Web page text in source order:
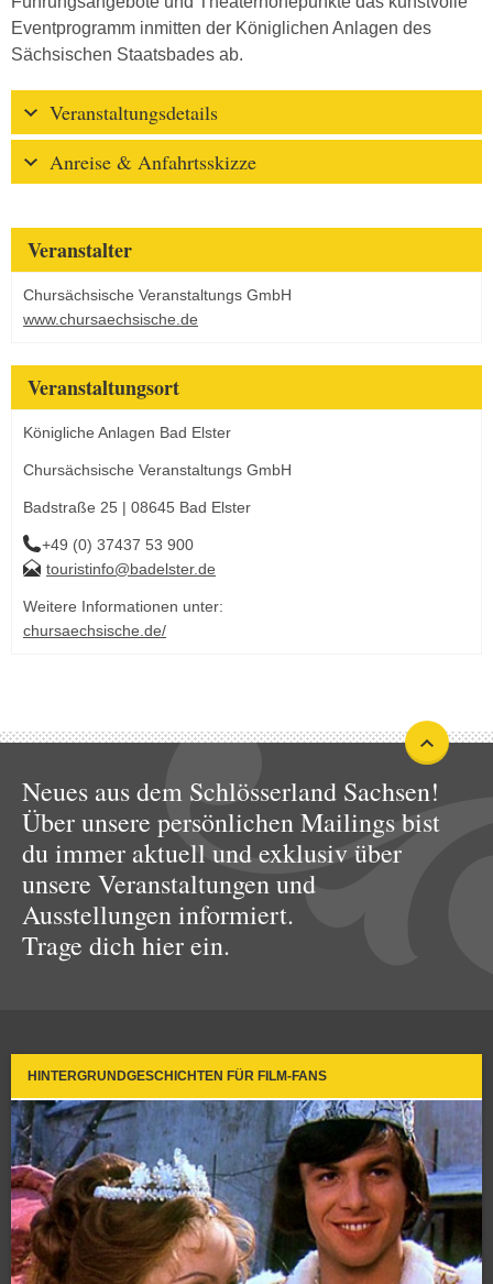
Eventprogramm inmitten der Königlichen Anlagen des
Sächsischen Staatsbades ab.
Veranstaltungsdetails
Anreise & Anfahrtsskizze
Veranstalter
Chursächsische Veranstaltungs GmbH
www.chursaechsische.de
Veranstaltungsort
Königliche Anlagen Bad Elster
Chursächsische Veranstaltungs GmbH
Badstraße 25 | 08645 Bad Elster
+49 (0) 37437 53 900
touristinfo@badelster.de
Weitere Informationen unter:
chursaechsische.de/
Neues aus dem Schlösserland Sachsen!
Über unsere persönlichen Mailings bist
du immer aktuell und exklusiv über
unsere Veranstaltungen und
Ausstellungen informiert.
Trage dich hier ein.
HINTERGRUNDGESCHICHTEN FÜR FILM-FANS